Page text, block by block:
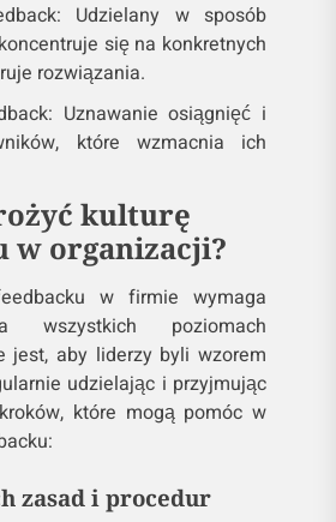
Udzielany w sposób
się na konkretnych
rozwiązania.
Uznawanie osiągnięć i
które wzmacnia ich
kulturę
w organizacji?
w firmie wymaga
wszystkich poziomach
jest, aby liderzy byli wzorem
udzielając i przyjmując
które mogą pomóc w
zasad i procedur